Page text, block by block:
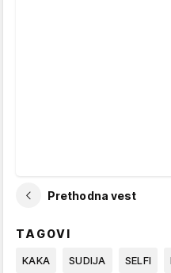
Prethodna vest
TAGOVI
KAKA SUDIJA SELFI